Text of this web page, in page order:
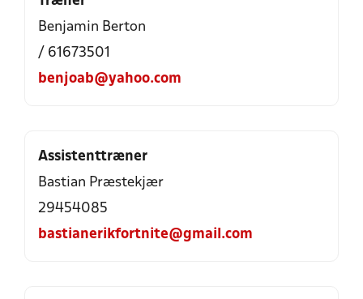
Benjamin Berton
/ 61673501
benjoab@yahoo.com
Assistenttræner
Bastian Præstekjær
29454085
bastianerikfortnite@gmail.com